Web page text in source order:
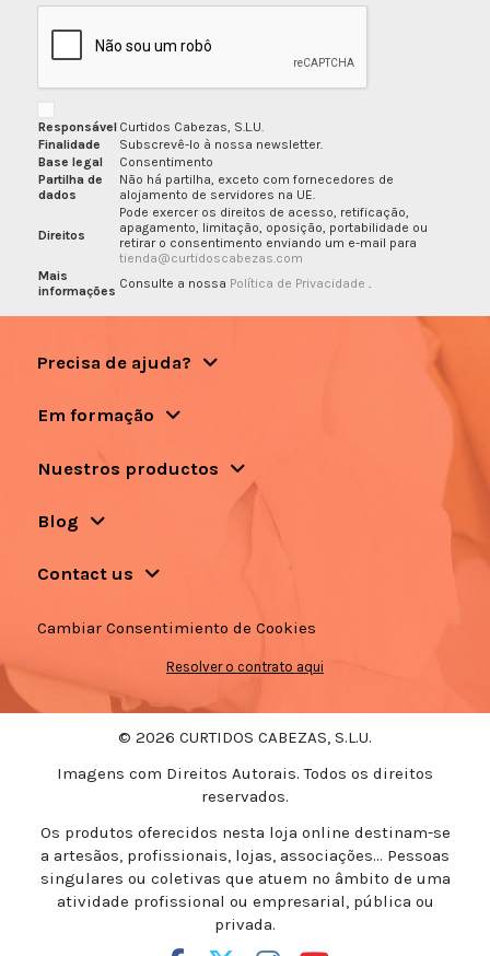
Responsável Curtidos Cabezas, S.L.U.
Finalidade
Subscrevê-lo à nossa newsletter.
Base legal
Consentimento
Partilha de
dados
Não há partilha, exceto com fornecedores de
alojamento de servidores na UE.
Direitos
Pode exercer os direitos de acesso, retificação,
apagamento, limitação, oposição, portabilidade ou
retirar o consentimento enviando um e-mail para
tienda@curtidoscabezas.com
Mais
informações Consulte a nossa Política de Privacidade
Precisa de ajuda?
Em formação
Nuestros productos
Blog
Contact us
Cambiar Consentimiento de Cookies
Resolver o contrato aqui
© 2026 CURTIDOS CABEZAS, S.L.U.
Imagens com Direitos Autorais. Todos os direitos
reservados.
Os produtos oferecidos nesta loja online destinam-se
a artesãos, profissionais, lojas, associações... Pessoas
singulares ou coletivas que atuem no âmbito de uma
atividade profissional ou empresarial, pública ou
privada.